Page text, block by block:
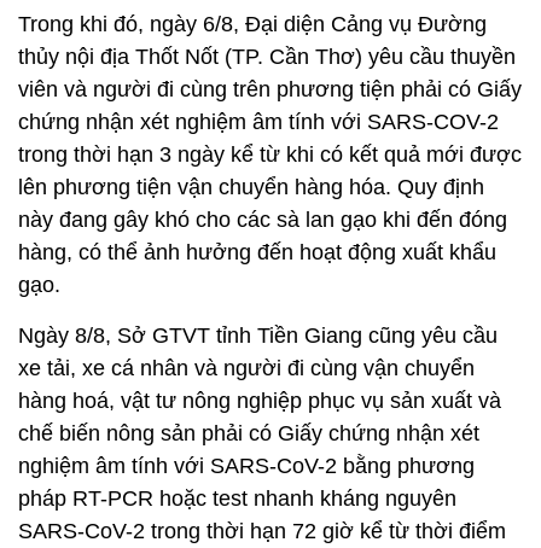
Trong khi đó, ngày 6/8, Đại diện Cảng vụ Đường
thủy nội địa Thốt Nốt (TP. Cần Thơ) yêu cầu thuyền
viên và người đi cùng trên phương tiện phải có Giấy
chứng nhận xét nghiệm âm tính với SARS-COV-2
trong thời hạn 3 ngày kể từ khi có kết quả mới được
lên phương tiện vận chuyển hàng hóa. Quy định
này đang gây khó cho các sà lan gạo khi đến đóng
hàng, có thể ảnh hưởng đến hoạt động xuất khẩu
gạo.
Ngày 8/8, Sở GTVT tỉnh Tiền Giang cũng yêu cầu
xe tải, xe cá nhân và người đi cùng vận chuyển
hàng hoá, vật tư nông nghiệp phục vụ sản xuất và
chế biến nông sản phải có Giấy chứng nhận xét
nghiệm âm tính với SARS-CoV-2 bằng phương
pháp RT-PCR hoặc test nhanh kháng nguyên
SARS-CoV-2 trong thời hạn 72 giờ kể từ thời điểm